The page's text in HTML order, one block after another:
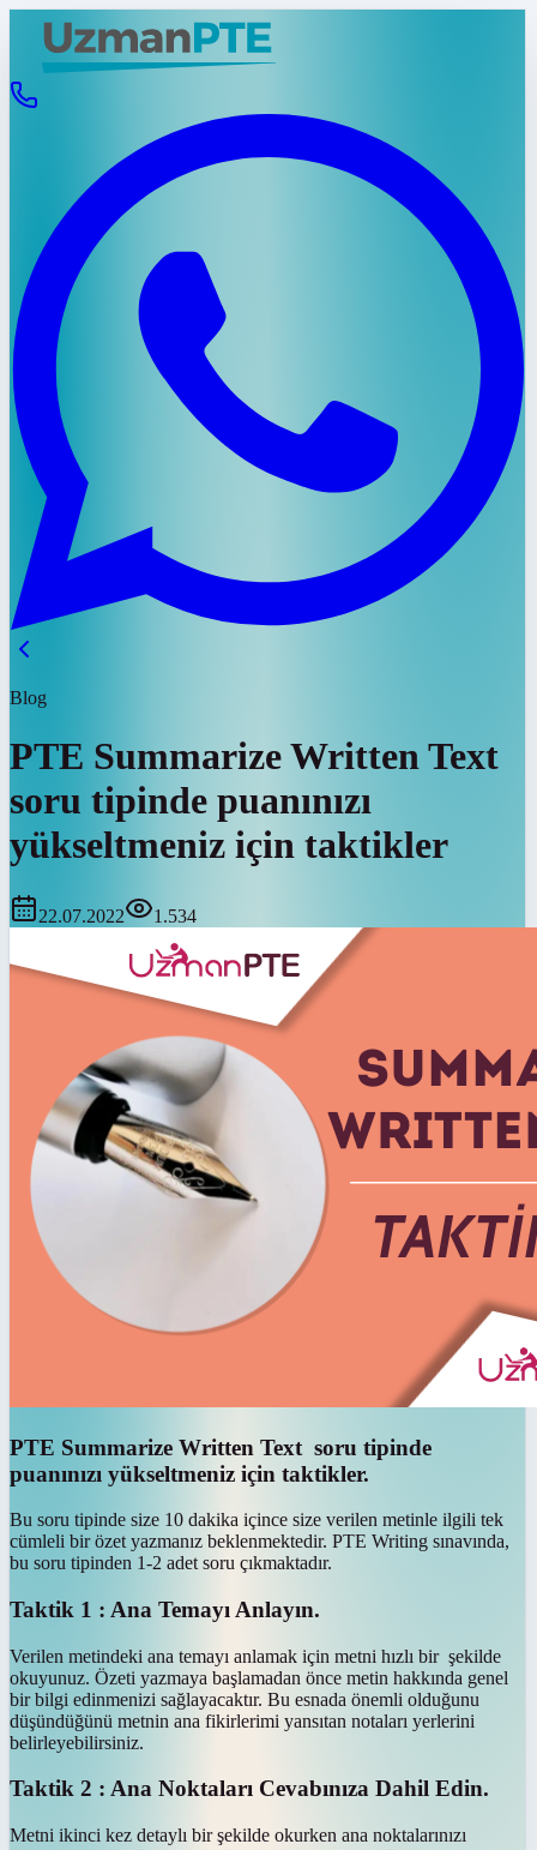
Blog
PTE Summarize Written Text
soru tipinde puanınızı
yükseltmeniz için taktikler
22.07.2022 1.534
PTE Summarize Written Text soru tipinde
puanınızı yükseltmeniz için taktikler.
Bu soru tipinde size 10 dakika içince size verilen metinle ilgili tek
cümleli bir özet yazmanız beklenmektedir. PTE Writing sınavında,
bu soru tipinden 1-2 adet soru çıkmaktadır.
Taktik 1 : Ana Temayı Anlayın.
Verilen metindeki ana temayı anlamak için metni hızlı bir şekilde
okuyunuz. Özeti yazmaya başlamadan önce metin hakkında genel
bir bilgi edinmenizi sağlayacaktır. Bu esnada önemli olduğunu
düşündüğünü metnin ana fikirlerimi yansıtan notaları yerlerini
belirleyebilirsiniz.
Taktik 2 : Ana Noktaları Cevabınıza Dahil Edin.
Metni ikinci kez detaylı bir şekilde okurken ana noktalarınızı